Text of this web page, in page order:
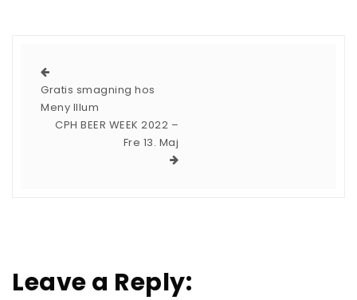
Gratis smagning hos
Meny Illum
CPH BEER WEEK 2022 –
Fre 13. Maj
Leave a Reply: